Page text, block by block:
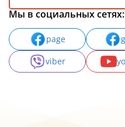
Мы в социальных сетях:
page
viber